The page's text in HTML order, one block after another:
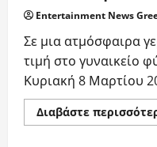
Entertainment News
​Σε μια ατμόσφαιρα
τιμή στο γυναικείο
Κυριακή 8 Μαρτίου
Διαβάστε